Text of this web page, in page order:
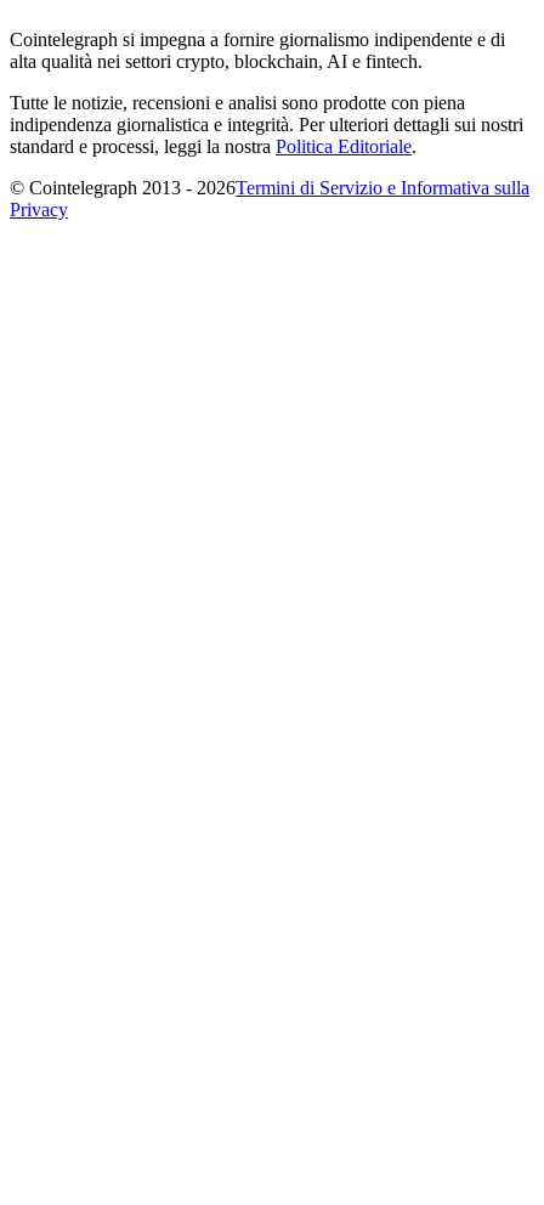
Cointelegraph si impegna a fornire giornalismo indipendente e di
alta qualità nei settori crypto, blockchain, AI e fintech.
Tutte le notizie, recensioni e analisi sono prodotte con piena
indipendenza giornalistica e integrità. Per ulteriori dettagli sui nostri
standard e processi, leggi la nostra Politica Editoriale.
© Cointelegraph 2013 - 2026Termini di Servizio e Informativa sulla
Privacy